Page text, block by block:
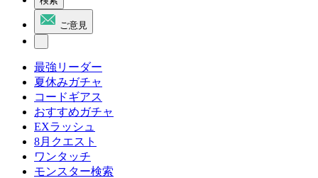
ご意見
最強リーダー
夏休みガチャ
コードギアス
おすすめガチャ
EXラッシュ
8月クエスト
ワンタッチ
モンスター検索